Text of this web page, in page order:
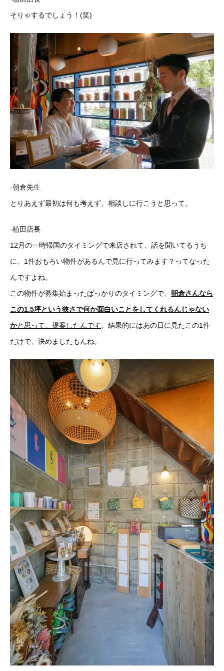
そりゃするでしょう！(笑)
-朝倉先生
とりあえず最初は何も考えず、相談しに行こうと思って。
-植田店長
12月の一時帰国のタイミングで来店されて、話を聞いてるうち
に、1件おもろい物件があるんで見に行ってみます？ってなった
んですよね。
この物件が募集始まったばっかりのタイミングで、 朝倉さんなら
この1.5坪という狭さで何か面白いことをしてくれるんじゃない
かと思って、提案したんです。結果的にはあの日に見たこの1件
だけで、決めましたもんね。